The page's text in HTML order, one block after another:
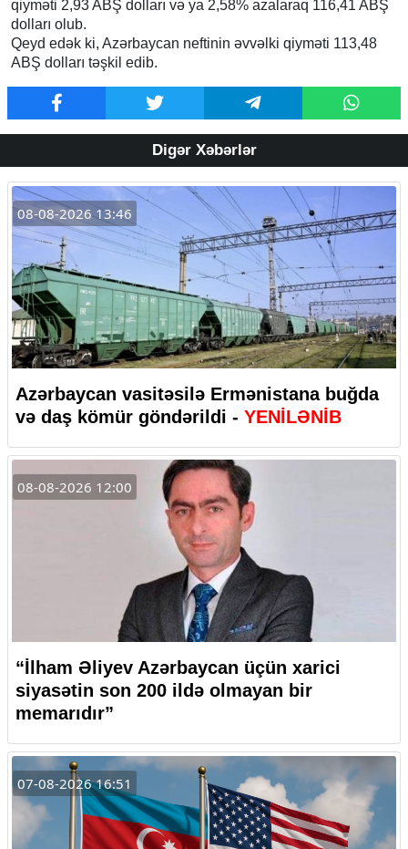
qiyməti 2,93 ABŞ dolları və ya 2,58% azalaraq 116,41 ABŞ
dolları olub.
Qeyd edək ki, Azərbaycan neftinin əvvəlki qiyməti 113,48
ABŞ dolları təşkil edib.
Digər Xəbərlər
08-08-2026 13:46
Azərbaycan vasitəsilə Ermənistana buğda
və daş kömür göndərildi - YENİLƏNİB
08-08-2026 12:00
“İlham Əliyev Azərbaycan üçün xarici
siyasətin son 200 ildə olmayan bir
memarıdır”
07-08-2026 16:51